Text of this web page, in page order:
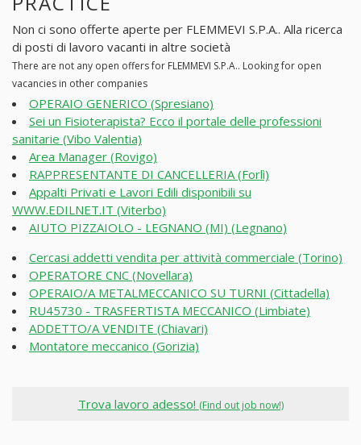
Non ci sono offerte aperte per FLEMMEVI S.P.A.. Alla ricerca
di posti di lavoro vacanti in altre società
There are not any open offers for FLEMMEVI S.P.A.. Looking for open
vacancies in other companies
OPERAIO GENERICO (Spresiano)
Sei un Fisioterapista? Ecco il portale delle professioni
sanitarie (Vibo Valentia)
Area Manager (Rovigo)
RAPPRESENTANTE DI CANCELLERIA (Forlì)
Appalti Privati e Lavori Edili disponibili su
WWW.EDILNET.IT (Viterbo)
AIUTO PIZZAIOLO - LEGNANO (MI) (Legnano)
Cercasi addetti vendita per attività commerciale (Torino)
OPERATORE CNC (Novellara)
OPERAIO/A METALMECCANICO SU TURNI (Cittadella)
RU45730 - TRASFERTISTA MECCANICO (Limbiate)
ADDETTO/A VENDITE (Chiavari)
Montatore meccanico (Gorizia)
Trova lavoro adesso! (Find out job now!)